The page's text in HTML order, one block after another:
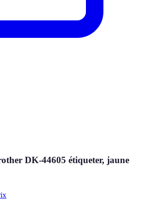
DK-44605 étiqueter, jaune